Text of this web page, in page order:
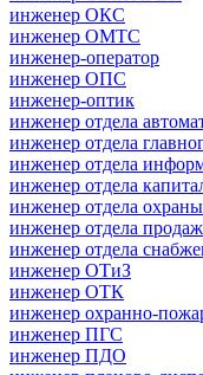
инженер ОКС
инженер ОМТС
инженер-оператор
инженер ОПС
инженер-оптик
инженер отдела
инженер отдела
инженер отдела
инженер отдела
инженер отдела охраны
инженер отдела продаж
инженер отдела
инженер ОТиЗ
инженер ОТК
инженер охранно-
инженер ПГС
инженер ПДО